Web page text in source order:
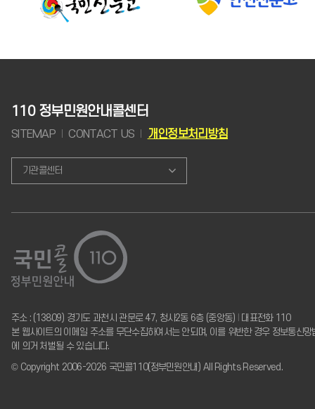
110 정부민원안내콜센터
SITEMAP CONTACT US 개인정보처리방침
기관콜센터
주소 : (13809) 경기도 과천시 관문로 47, 청사2동 6층 (중앙동)
대표전화 110
본 웹사이트의 이메일 주소를 무단수집하여서는 안되며, 이를 위반한 경우 정보통신망
에 의거 처벌될 수 있습니다.
© Copyright 2006-2026 국민콜110(정부민원안내) All Rights Reserved.